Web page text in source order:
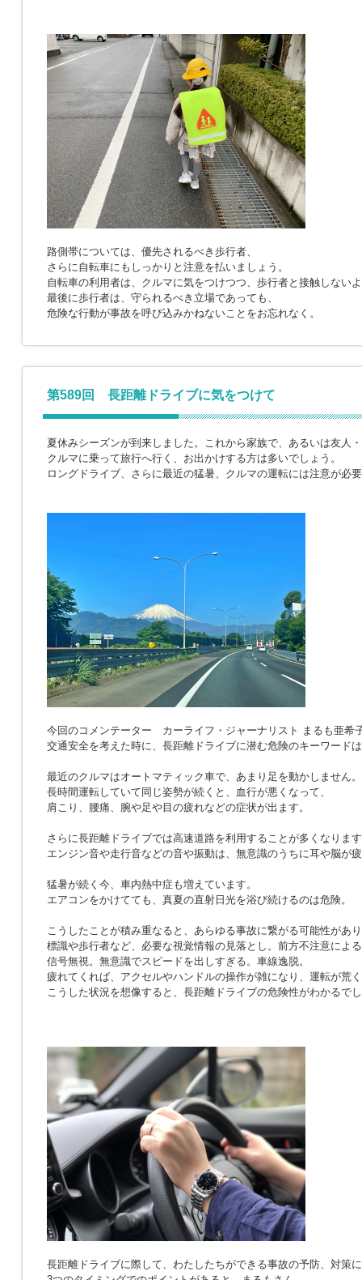
路側帯については、優先されるべき歩行者、
さらに自転車にもしっかりと注意を払いましょう。
自転車の利用者は、クルマに気をつけつつ、歩行者と接触しない
最後に歩行者は、守られるべき立場であっても、
危険な行動が事故を呼び込みかねないことをお忘れなく。
第589回 長距離ドライブに気をつけて
夏休みシーズンが到来しました。これから家族で、あるいは友人
クルマに乗って旅行へ行く、お出かけする方は多いでしょう。
ロングドライブ、さらに最近の猛暑、クルマの運転には注意が必
今回のコメンテーター カーライフ・ジャーナリスト まるも亜希
交通安全を考えた時に、長距離ドライブに潜む危険のキーワード
最近のクルマはオートマティック車で、あまり足を動かしません。
長時間運転していて同じ姿勢が続くと、血行が悪くなって、
肩こり、腰痛、腕や足や目の疲れなどの症状が出ます。
さらに長距離ドライブでは高速道路を利用することが多くなりま
エンジン音や走行音などの音や振動は、無意識のうちに耳や脳が
猛暑が続く今、車内熱中症も増えています。
エアコンをかけてても、真夏の直射日光を浴び続けるのは危険。
こうしたことが積み重なると、あらゆる事故に繋がる可能性があ
標識や歩行者など、必要な視覚情報の見落とし。前方不注意によ
信号無視。無意識でスピードを出しすぎる。車線逸脱。
疲れてくれば、アクセルやハンドルの操作が雑になり、運転が荒
こうした状況を想像すると、長距離ドライブの危険性がわかるで
長距離ドライブに際して、わたしたちができる事故の予防、対策